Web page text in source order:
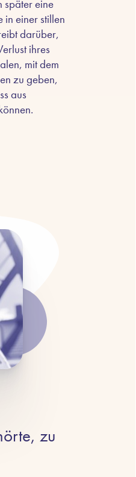
später eine
in einer stillen
darüber,
ihres
mit dem
zu geben,
aus
zu